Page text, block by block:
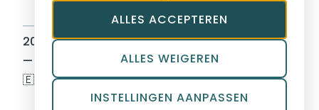
ALLES ACCEPTEREN
ALLES WEIGEREN
INSTELLINGEN AANPASSEN
2026 © Audit House BV
— Hosted in Europe
🇪🇺
Sitemap
Algemene voorwaarden
Privacyvoorwaarden
Toegankelijkheidsverkla